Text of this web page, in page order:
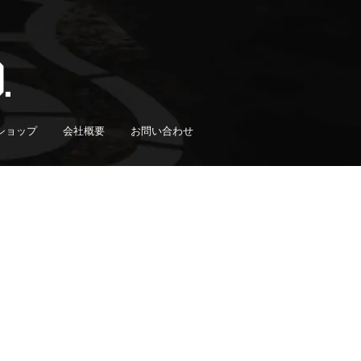
ョップ 会社概要 お問い合わせ